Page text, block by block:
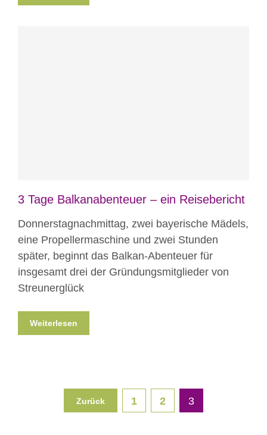
3 Tage Balkanabenteuer – ein Reisebericht
Donnerstagnachmittag, zwei bayerische Mädels,
eine Propellermaschine und zwei Stunden
später, beginnt das Balkan-Abenteuer für
insgesamt drei der Gründungsmitglieder von
Streunerglück
Weiterlesen
Zurück 1 2 3